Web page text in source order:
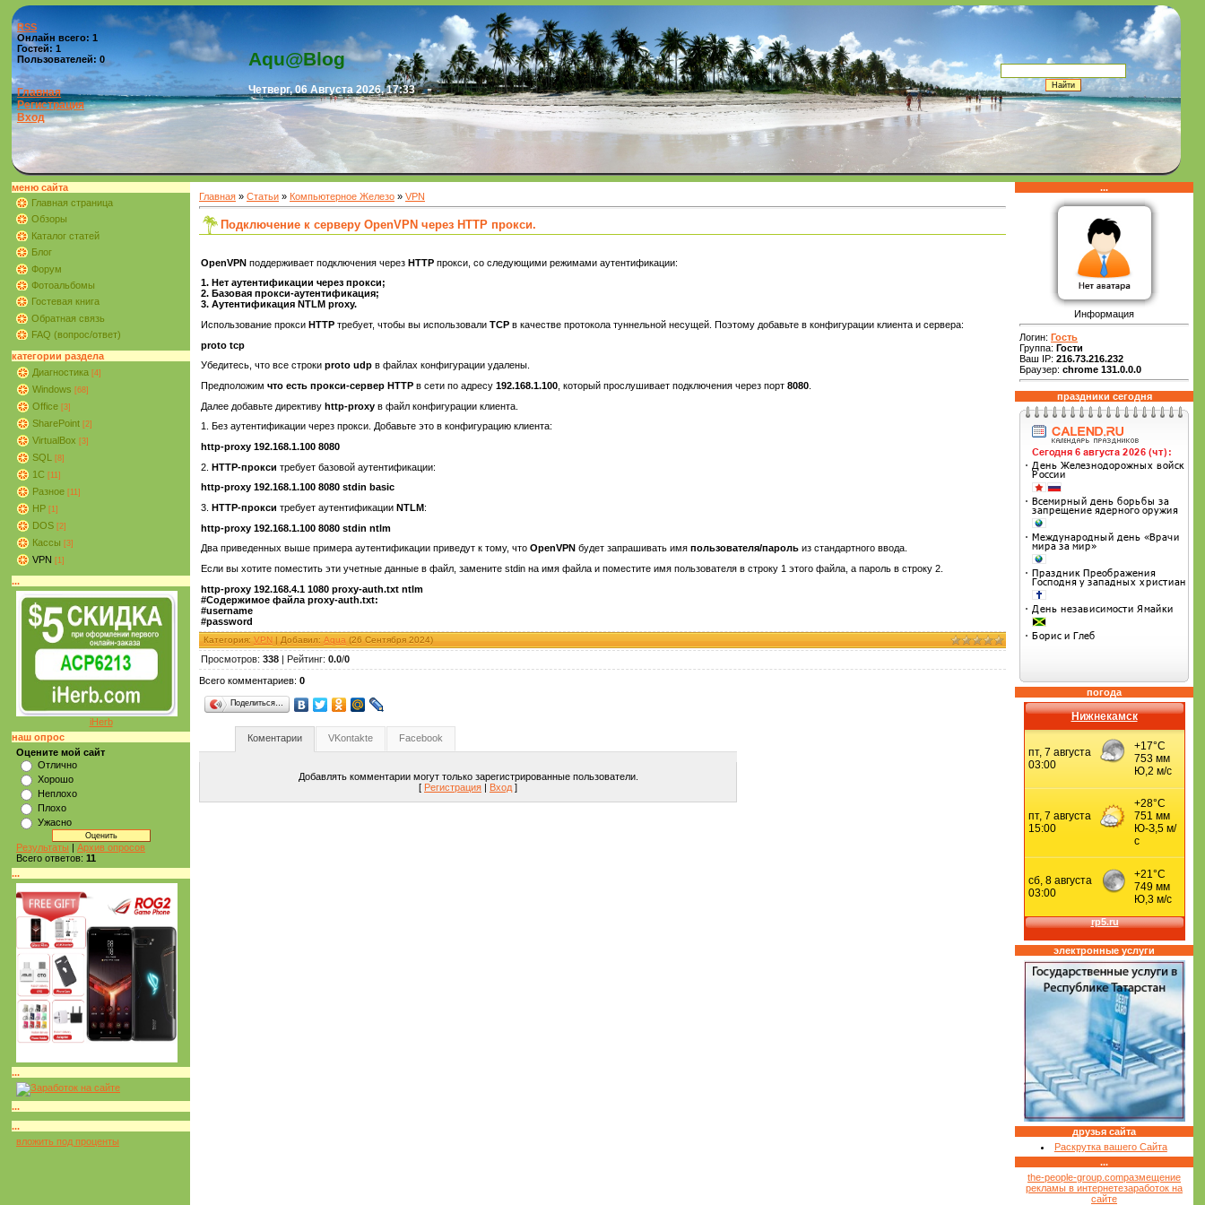
RSS
Онлайн всего: 1
Гостей: 1
Пользователей: 0
Главная
Регистрация
Вход
Aqu@Blog
Четверг, 06 Августа 2026, 17:33
меню сайта
Главная страница
Обзоры
Каталог статей
Блог
Форум
Фотоальбомы
Гостевая книга
Обратная связь
FAQ (вопрос/ответ)
категории раздела
Диагностика [4]
Windows [68]
Office [3]
SharePoint [2]
VirtualBox [3]
SQL [8]
1C [11]
Разное [11]
HP [1]
DOS [2]
Кассы [3]
VPN [1]
...
iHerb
наш опрос
Оцените мой сайт
Отлично
Хорошо
Неплохо
Плохо
Ужасно
Результаты | Архив опросов
Всего ответов: 11
...
...
...
...
вложить под проценты
Главная » Статьи » Компьютерное Железо » VPN
Подключение к серверу OpenVPN через HTTP прокси.
OpenVPN поддерживает подключения через HTTP прокси, со следующими режимами аутентификации:
1. Нет аутентификации через прокси;
2. Базовая прокси-аутентификация;
3. Аутентификация NTLM proxy.
Использование прокси HTTP требует, чтобы вы использовали TCP в качестве протокола туннельной несущей. Поэтому добавьте в конфигурации клиента и сервера:
proto tcp
Убедитесь, что все строки proto udp в файлах конфигурации удалены.
Предположим что есть прокси-сервер HTTP в сети по адресу 192.168.1.100 , который прослушивает подключения через порт 8080
Далее добавьте директиву http-proxy в файл конфигурации клиента.
1. Без аутентификации через прокси. Добавьте это в конфигурацию клиента:
http-proxy 192.168.1.100 8080
2. HTTP-прокси требует базовой аутентификации:
http-proxy 192.168.1.100 8080 stdin basic
3. HTTP-прокси требует аутентификации NTLM:
http-proxy 192.168.1.100 8080 stdin ntlm
Два приведенных выше примера аутентификации приведут к тому, что OpenVPN будет запрашивать имя пользователя/пароль из стандартного ввода.
Если вы хотите поместить эти учетные данные в файл, замените stdin на имя файла и поместите имя пользователя в строку 1 этого файла, а пароль в строку 2.
http-proxy 192.168.4.1 1080 proxy-auth.txt ntlm
#Содержимое файла proxy-auth.txt:
#username
#password
Категория: VPN | Добавил: Aqua (26 Сентября 2024)
Просмотров: 338 | Рейтинг: 0.0/0
Всего комментариев: 0
Поделиться…
Коментарии VKontakte Facebook
Добавлять комментарии могут только зарегистрированные пользователи.
[ Регистрация | Вход ]
...
Информация
Логин: Гость
Группа: Гости
Ваш IP: 216.73.216.232
Браузер: chrome 131.0.0.0
праздники сегодня
погода
Нижнекамск
электронные услуги
друзья сайта
Раскрутка вашего Сайта
...
the-people-group.comразмещение
рекламы в интернетезаработок на
сайте